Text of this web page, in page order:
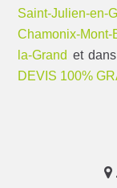
Saint-Julien-en-
Chamonix-Mont-
la-Grand et
DEVIS 100%